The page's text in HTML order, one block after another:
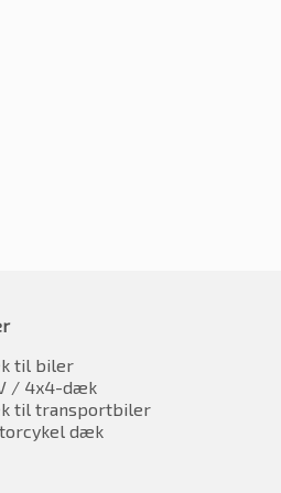
86T
til biler
/ 4x4-dæk
til transportbiler
dæk